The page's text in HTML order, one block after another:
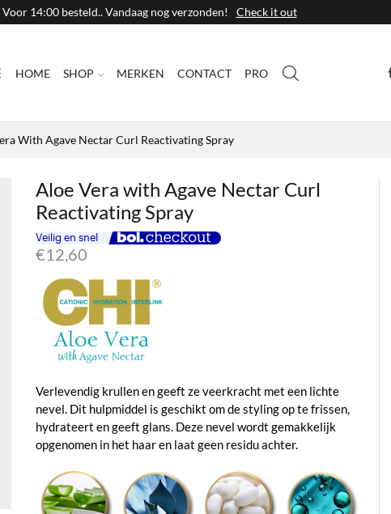
Voor 14:00 besteld.. Vandaag nog verzonden! Check it out
HOME SHOP MERKEN CONTACT PRO
With Agave Nectar Curl Reactivating Spray
Aloe Vera with Agave Nectar Curl
Reactivating Spray
€12,60
Verlevendig krullen en geeft ze veerkracht met een lichte
nevel. Dit hulpmiddel is geschikt om de styling op te frissen,
hydrateert en geeft glans. Deze nevel wordt gemakkelijk
opgenomen in het haar en laat geen residu achter.